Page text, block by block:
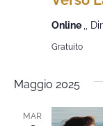
Online ,,
Gratuito
Maggio 2025
MAR